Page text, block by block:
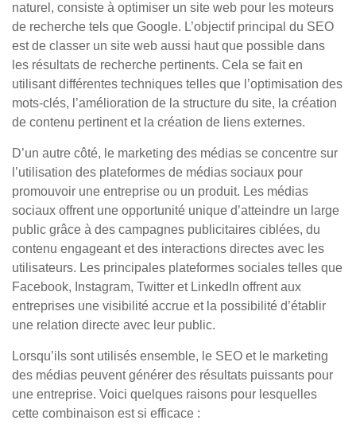
naturel, consiste à optimiser un site web pour les moteurs
de recherche tels que Google. L’objectif principal du SEO
est de classer un site web aussi haut que possible dans
les résultats de recherche pertinents. Cela se fait en
utilisant différentes techniques telles que l’optimisation des
mots-clés, l’amélioration de la structure du site, la création
de contenu pertinent et la création de liens externes.
D’un autre côté, le marketing des médias se concentre sur
l’utilisation des plateformes de médias sociaux pour
promouvoir une entreprise ou un produit. Les médias
sociaux offrent une opportunité unique d’atteindre un large
public grâce à des campagnes publicitaires ciblées, du
contenu engageant et des interactions directes avec les
utilisateurs. Les principales plateformes sociales telles que
Facebook, Instagram, Twitter et LinkedIn offrent aux
entreprises une visibilité accrue et la possibilité d’établir
une relation directe avec leur public.
Lorsqu’ils sont utilisés ensemble, le SEO et le marketing
des médias peuvent générer des résultats puissants pour
une entreprise. Voici quelques raisons pour lesquelles
cette combinaison est si efficace :